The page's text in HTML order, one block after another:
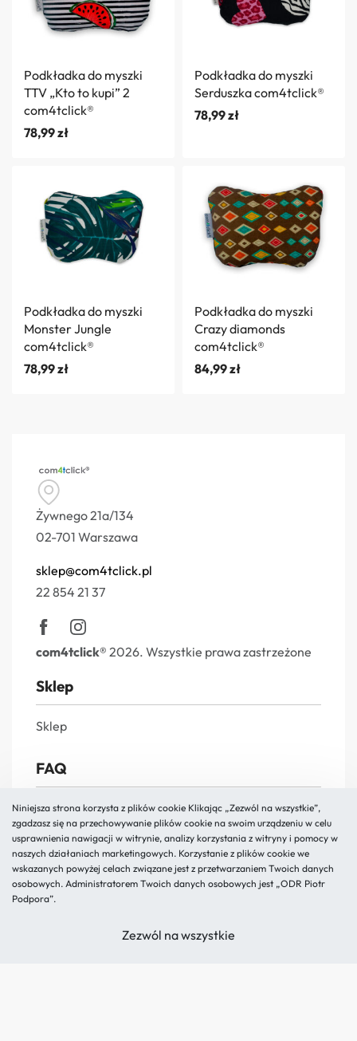
Podkładka do myszki
TTV „Kto to kupi” 2
com4tclick®
78,99zł
Podkładka do myszki
Serduszka com4tclick®
78,99zł
Podkładka do myszki
Monster Jungle
com4tclick®
78,99zł
Podkładka do myszki
Crazy diamonds
com4tclick®
84,99zł
Żywnego 21a/134
02-701 Warszawa
sklep@com4tclick.pl
22 854 21 37
com4tclick® 2026. Wszystkie prawa zastrzeżone
Sklep
Sklep
FAQ
FAQs
Reklamacja i zwroty
Polityka prywatności
Regulamin
Niniejsza strona korzysta z plików cookie Klikając „Zezwól na wszystkie”,
zgadzasz się na przechowywanie plików cookie na swoim urządzeniu w celu
usprawnienia nawigacji w witrynie, analizy korzystania z witryny i pomocy w
naszych działaniach marketingowych. Korzystanie z plików cookie we
wskazanych powyżej celach związane jest z przetwarzaniem Twoich danych
osobowych. Administratorem Twoich danych osobowych jest „ODR Piotr
Podpora”.
Zezwól na wszystkie